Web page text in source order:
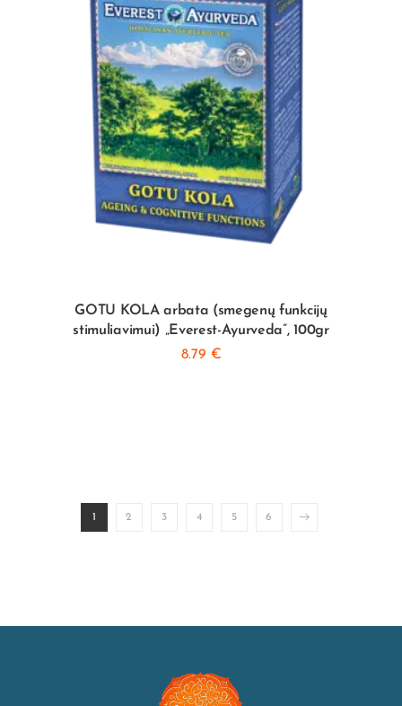
GOTU KOLA arbata (smegenų funkcijų
stimuliavimui) „Everest-Ayurveda”, 100gr
8.79 €
2 3 4 5 6